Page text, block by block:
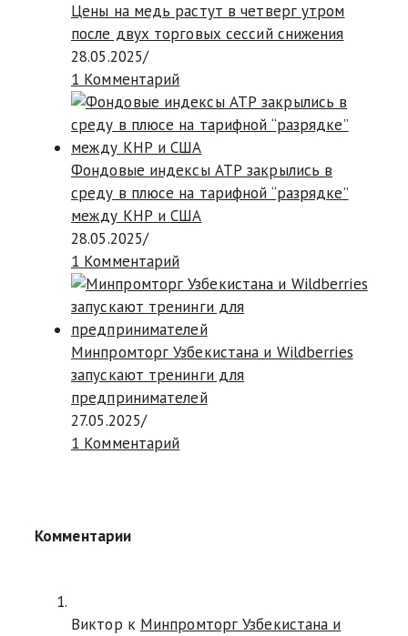
Цены на медь растут в четверг утром
после двух торговых сессий снижения
28.05.2025/
1 Комментарий
Фондовые индексы АТР закрылись в
среду в плюсе на тарифной “разрядке”
между КНР и США
28.05.2025/
1 Комментарий
Минпромторг Узбекистана и Wildberries
запускают тренинги для
предпринимателей
27.05.2025/
1 Комментарий
Комментарии
Виктор к Минпромторг Узбекистана и